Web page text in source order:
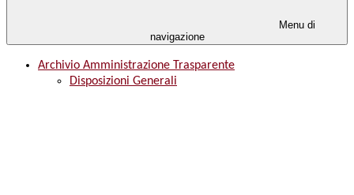
Menu di
navigazione
Archivio Amministrazione Trasparente
Disposizioni Generali